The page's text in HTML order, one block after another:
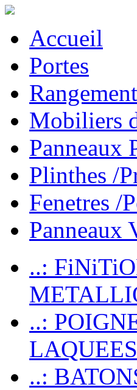
Accueil
Portes
Mobiliers
Panneaux
Plinthes /
Fenetres /
Panneaux
..:
..:
..: